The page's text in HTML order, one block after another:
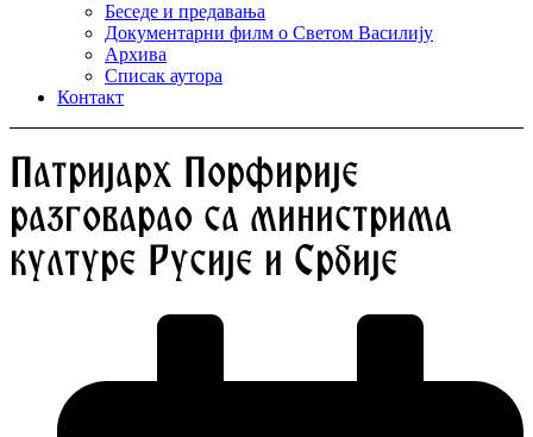
Беседе и предавања
Документарни филм о Светом Василију
Архива
Списак аутора
Контакт
Патријарх Порфирије
разговарао са министрима
културе Русије и Србије